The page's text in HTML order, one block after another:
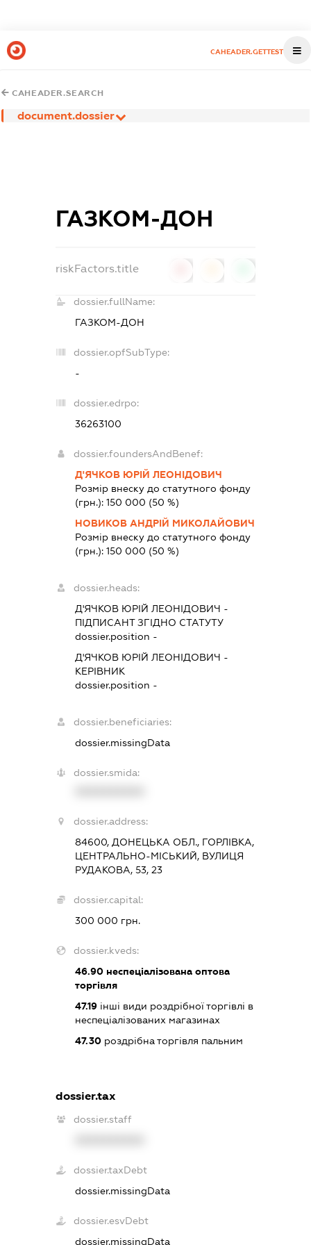
CAHEADER.GETTEST
CAHEADER.SEARCH
document.dossier
ГАЗКОМ-ДОН
riskFactors.title
dossier.fullName:
ГАЗКОМ-ДОН
dossier.opfSubType:
-
dossier.edrpo:
36263100
dossier.foundersAndBenef:
Д'ЯЧКОВ ЮРІЙ ЛЕОНІДОВИЧ
Розмір внеску до статутного фонду
(грн.): 150 000 (50 %)
НОВИКОВ АНДРІЙ МИКОЛАЙОВИЧ
Розмір внеску до статутного фонду
(грн.): 150 000 (50 %)
dossier.heads:
Д'ЯЧКОВ ЮРІЙ ЛЕОНІДОВИЧ -
ПІДПИСАНТЗГІДНО СТАТУТУ
dossier.position -
Д'ЯЧКОВ ЮРІЙ ЛЕОНІДОВИЧ -
КЕРІВНИК
dossier.position -
dossier.beneficiaries:
dossier.missingData
dossier.smida:
dossier.address:
84600, ДОНЕЦЬКА ОБЛ., ГОРЛІВКА,
ЦЕНТРАЛЬНО-МІСЬКИЙ, ВУЛИЦЯ
РУДАКОВА, 53, 23
dossier.capital:
300 000 грн.
dossier.kveds:
46.90неспеціалізована оптова
торгівля
47.19інші види роздрібної торгівлі в
неспеціалізованих магазинах
47.30роздрібна торгівля пальним
dossier.tax
dossier.staff
dossier.taxDebt
dossier.missingData
dossier.esvDebt
dossier.missingData